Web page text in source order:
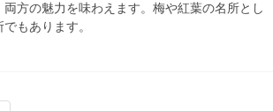
方の魅力を味わえます。梅や紅葉の名所とし
もあります。